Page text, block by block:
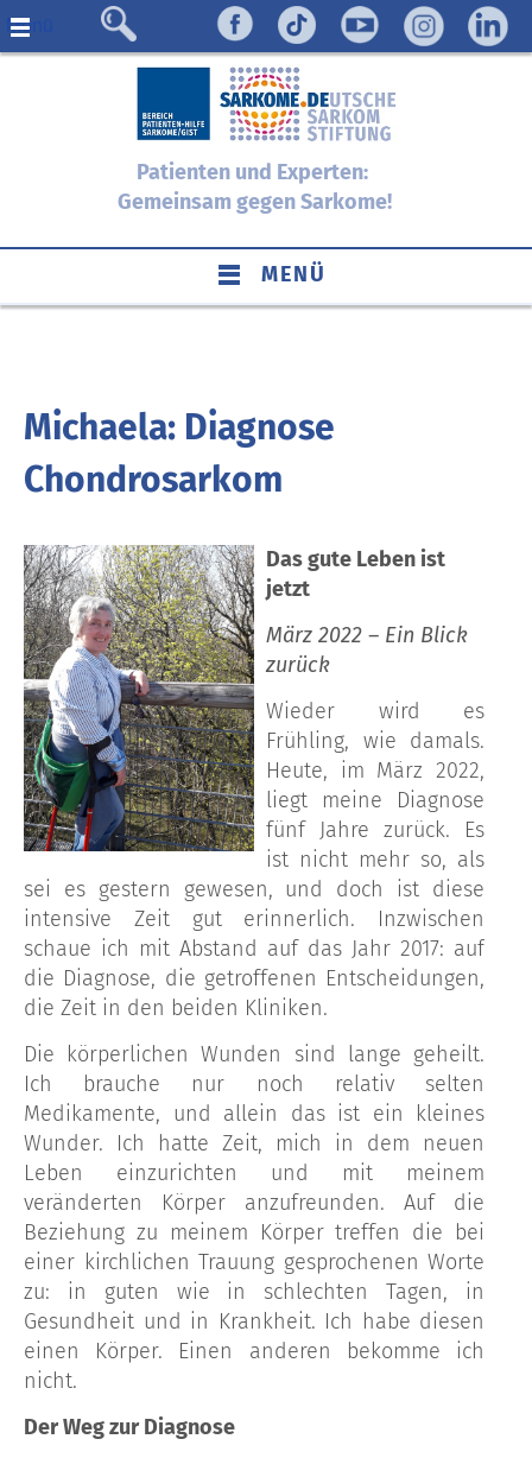
Menü
Patienten und Experten:
Gemeinsam gegen Sarkome!
MENÜ
Michaela: Diagnose
Chondrosarkom
Das gute Leben ist
jetzt
März 2022 – Ein Blick
zurück
Wieder wird es
Frühling, wie damals.
Heute, im März 2022,
liegt meine Diagnose
fünf Jahre zurück. Es
ist nicht mehr so, als
sei es gestern gewesen, und doch ist diese
intensive Zeit gut erinnerlich. Inzwischen
schaue ich mit Abstand auf das Jahr 2017: auf
die Diagnose, die getroffenen Entscheidungen,
die Zeit in den beiden Kliniken.
Die körperlichen Wunden sind lange geheilt.
Ich brauche nur noch relativ selten
Medikamente, und allein das ist ein kleines
Wunder. Ich hatte Zeit, mich in dem neuen
Leben einzurichten und mit meinem
veränderten Körper anzufreunden. Auf die
Beziehung zu meinem Körper treffen die bei
einer kirchlichen Trauung gesprochenen Worte
zu: in guten wie in schlechten Tagen, in
Gesundheit und in Krankheit. Ich habe diesen
einen Körper. Einen anderen bekomme ich
nicht.
Der Weg zur Diagnose